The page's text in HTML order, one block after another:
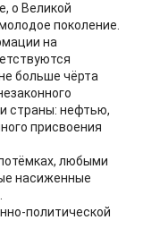
о Великой
поколение.
на
больше чёрта
страны: нефтью,
присвоения
любыми
насиженные
политической